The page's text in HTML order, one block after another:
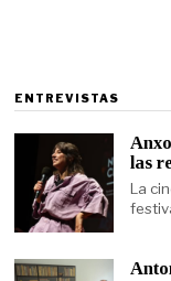
ENTREVISTAS
las
La